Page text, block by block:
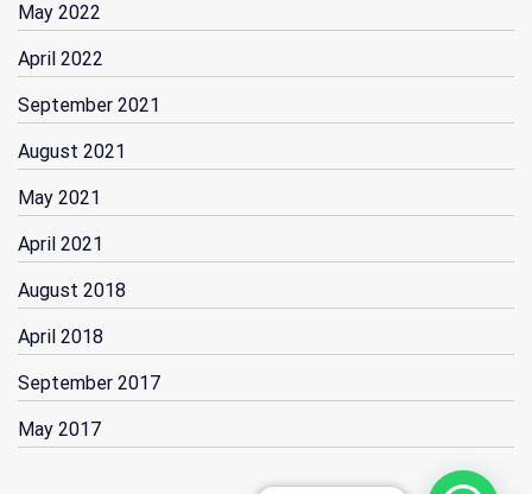
May 2022
April 2022
September 2021
August 2021
May 2021
April 2021
August 2018
April 2018
September 2017
May 2017